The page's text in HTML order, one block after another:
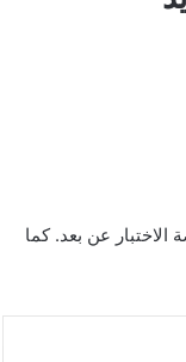
الاختبار عن بعد. كما